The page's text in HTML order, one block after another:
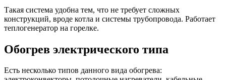
Такая система удобна тем, что не требует сложных
конструкций, вроде котла и системы трубопровода. Работает
теплогенератор на горелке.
Обогрев электрического типа
Есть несколько типов данного вида обогрева: